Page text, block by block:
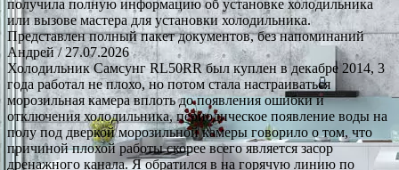
получила полную информацию об установке холодильника
или вызове мастера для установки холодильника.
Представлен полный пакет документов, без напоминаний
Андрей/ 27.07.2026
Холодильник Самсунг RL50RR был куплен в декабре 2014, 3
года работал не плохо, но потом стала настраиваться
морозильная камера вплоть до появления ошибки и
отключения холодильника, периодическое появление воды на
полу под дверкой морозильной камеры говорило о том, что
причиной плохой работы скорее всего является засор
дренажного канала. Я обратился в на горячую линию по